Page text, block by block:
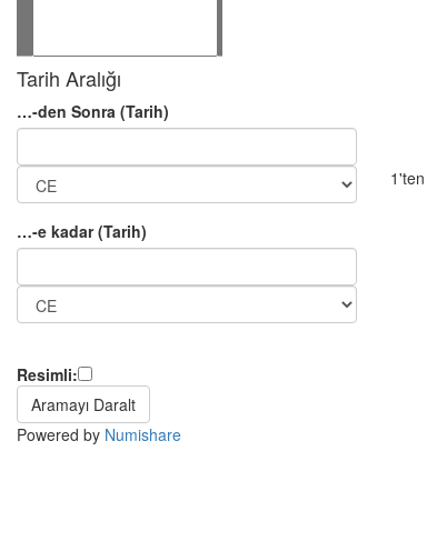
Tarih Aralığı
…-den Sonra (Tarih)
…-e kadar (Tarih)
Resimli:
Powered by Numishare